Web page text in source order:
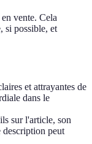
vente. Cela
si possible, et
et attrayantes de
dans le
sur l'article, son
description peut